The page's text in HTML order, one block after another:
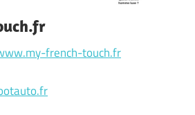
french-touch.fr